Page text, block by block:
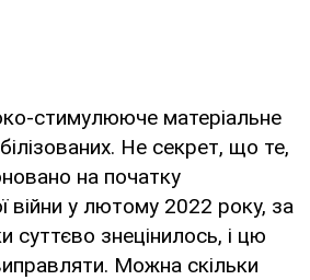
стимулююче матеріальне
Не секрет, що те,
на початку
війни у лютому 2022 року, за
суттєво знецінилось, і цю
Можна скільки